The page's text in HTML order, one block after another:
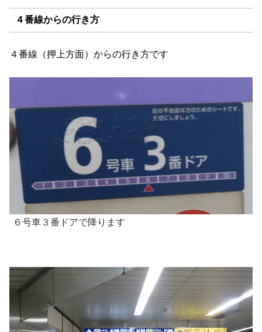
４番線からの行き方
４番線（押上方面）からの行き方です
６号車３番ドアで降ります